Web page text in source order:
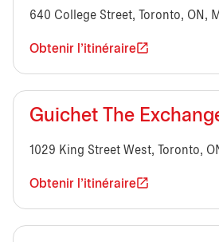
640 College Street, Toronto, ON,
Obtenir l'itinéraire
Guichet The
1029 King Street West, Toronto,
Obtenir l'itinéraire